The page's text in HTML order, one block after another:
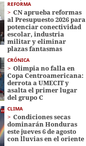
REFORMA
CN aprueba reformas
al Presupuesto 2026 para
potenciar conectividad
escolar, industria
militar y eliminar
plazas fantasmas
CRÓNICA
Olimpia no falla en
Copa Centroamericana:
derrota a UMECIT y
asalta el primer lugar
del grupo C
CLIMA
Condiciones secas
dominarán Honduras
este jueves 6 de agosto
con lluvias en el oriente